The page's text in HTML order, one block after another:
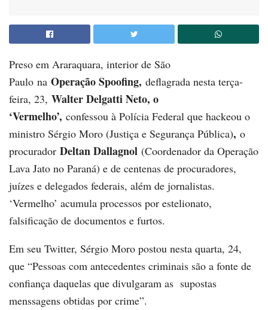
Preso em Araraquara, interior de São
Paulo na Operação Spoofing, deflagrada nesta terça-
feira, 23, Walter Delgatti Neto, o
‘Vermelho’, confessou à Polícia Federal que hackeou o
ministro Sérgio Moro (Justiça e Segurança Pública), o
procurador Deltan Dallagnol (Coordenador da Operação
Lava Jato no Paraná) e de centenas de procuradores,
juízes e delegados federais, além de jornalistas.
‘Vermelho’ acumula processos por estelionato,
falsificação de documentos e furtos.
Em seu Twitter, Sérgio Moro postou nesta quarta, 24,
que “Pessoas com antecedentes criminais são a fonte de
confiança daquelas que divulgaram as supostas
menssagens obtidas por crime”.